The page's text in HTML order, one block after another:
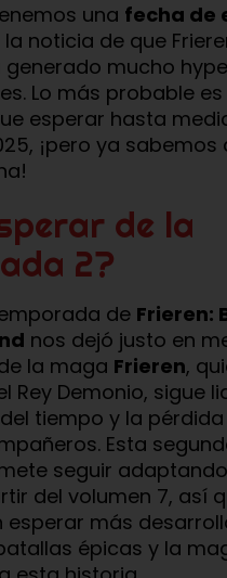
una fecha de
noticia de que
generado mucho
Lo más probable
esperar hasta
¡pero ya sabemos
de la
2?
de Frieren:
nos dejó justo en
la maga Frieren,
Rey Demonio, sigue
tiempo y la
Esta
seguir
del volumen 7, así
esperar más
épicas y la